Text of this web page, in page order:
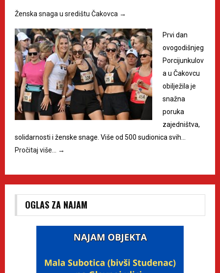
Ženska snaga u središtu Čakovca →
Prvi dan
ovogodišnjeg
Porcijunkulov
a u Čakovcu
obilježila je
snažna
poruka
zajedništva,
solidarnosti i ženske snage. Više od 500 sudionica svih…
Pročitaj više…
→
OGLAS ZA NAJAM